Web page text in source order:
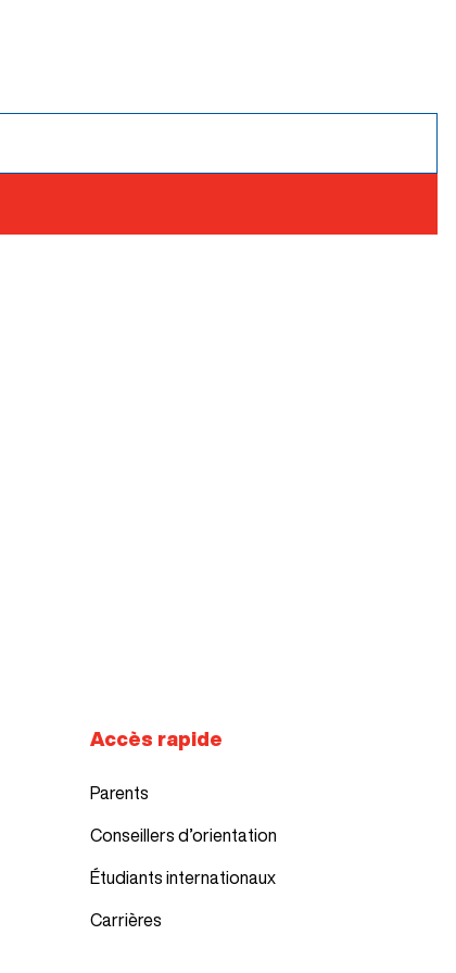
Accès rapide
Parents
Conseillers d’orientation
Étudiants internationaux
Carrières